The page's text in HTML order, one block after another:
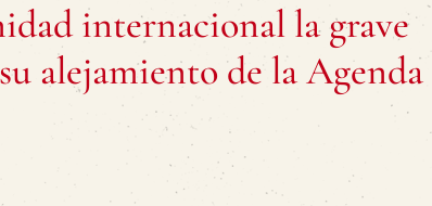
internacional la grave
alejamiento de la Agenda